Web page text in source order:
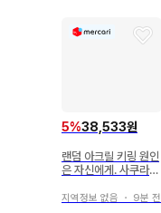
5%38,533원
랜덤 아크릴 키링 원인
은 자신에게. 사쿠라기
지역정보 없음 ・ 9분 전